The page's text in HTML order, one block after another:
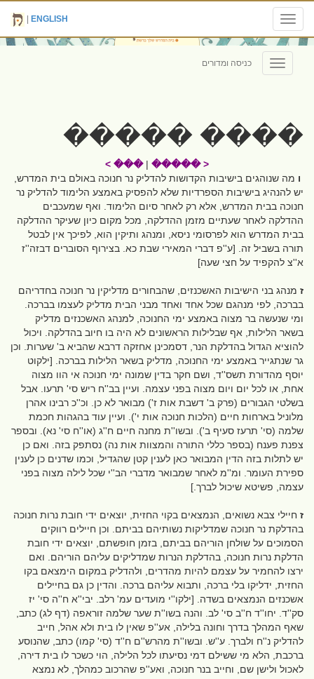
Toggle
navigation
ENGLISH
Toggle
navigation
כניסה ומדורים
���� �����
< �����
|
��� >
ו מה שנוהגים בישיבות הקדושות להדליק נר חנוכה באולם בית המדרש,
יש להנהיג בישיבות הספרדיות שלא להפסיק באמצע הלימוד להדליק נר
חנוכה בבית המדרש, אלא רק לאחר סיום הלימוד. ואף שמעכבים
ההדלקה לאחר שעתיים מזמן ההדלקה, מכל מקום כיון שעיקר ההדלקה
בבית המדרש הוא לפרסומי ניסא, ומנהג ותיקין הוא, לפיכך אין לבטל
תורה בשביל זה. [ע''פ דברי המאירי שבת כא. בצירוף הסוברים דבזה''ז
א''צ להקפיד על חצי שעה]
ז מנהג בני הישיבות האשכנזים, שהבחורים מדליקין נר חנוכה בחדריהם
בברכה, לפי מנהגם שכל אחד ואחד מבני הבית מדליק לעצמו בברכה.
ומי שנעשה בר מצוה באמצע ימי החנוכה, למנהג האשכנזים מדליק
בשאר הלילות, אף שבלילות הראשונים לא היה בו חיוב בהדלקה. ויכול
להוציא הגדול בהדלקת הנר, דסמכינן אחזקה דרבא שהביא ב' שערות. וכן
גר שנתגייר באמצע ימי החנוכה, מדליק בשאר הלילות בברכה. [ילקוט
יוסף מהדורת תשס''ד, ושם חקר בדין שמונה ימי חנוכה אי הוו מצוה
אחת, או לכל יום ויום מצוה בפני עצמה. ועיין בב''ח ריש סי' תרעו. אבל
בשלטי הגבורים (פרק ב' דשבת אות ז') מבואר לא כן. וכ''כ רבינו אהרן
מלוניל בארחות חיים (הלכות חנוכה אות י'). ועיין עוד בהגהות חכמת
שלמה (סי' תרעז סעיף ב'). ובשו''ת מחנה חיים ח''ג (או''ח סי' נא). ובספר
צפנת פענח (בספר כללי התורה והמצוות אות נה) נסתפק בזה. ואם כן
יש לתלות בזה הדין המבואר כאן לענין קטן שהגדיל, וכמו שדנים כן לענין
ספירת העומר. ומ''מ לאחר שמבואר מדברי הב''י שכל לילה מצוה בפני
עצמה, פשיטא שיכול לברך.]
ז חיילי צבא נשואים, הנמצאים בקוי החזית, יוצאים ידי חובת נרות חנוכה
בהדלקת נר חנוכה שמדליקות נשותיהם בביתם. וכן חיילים רווקים
הסמוכים על שולחן הוריהם בביתם, בזמן חופשתם, יוצאים ידי חובת
הדלקת נרות חנוכה, בהדלקת הנרות שמדליקים עליהם הוריהם. ואם
ירצו להחמיר על עצמם להיות מהדרים, ולהדליק במקום הימצאם בקו
החזית, ידליקו בלי ברכה, ותבוא עליהם ברכה. והדין כן גם בחיילים
אשכנזים הנמצאים בשדה. [ילקו''י מועדים עמ' רלב. יבי''א ח''ה סי' יז
סק''ד. יחו''ד ח''ב סי' לב. והנה בשו''ת שער שלמה זוראפה (דף לג) כתב,
שאף המהלך בדרך וחונה בלילה, אע''פ שאין לו בית ולא אהל, חייב
להדליק נ''ח ולברך. ע''ש. ובשו''ת מהרש''ם ח''ד (סי' קמו) כתב, שהנוסע
ברכבת, הלא מי ששילם דמי נסיעתו לכל הלילה, הוי כשכר לו בית דירה,
לאכול ולישן שם, וחייב בנר חנוכה, ואע''פ שהרכוב כמהלך, לא נמצא